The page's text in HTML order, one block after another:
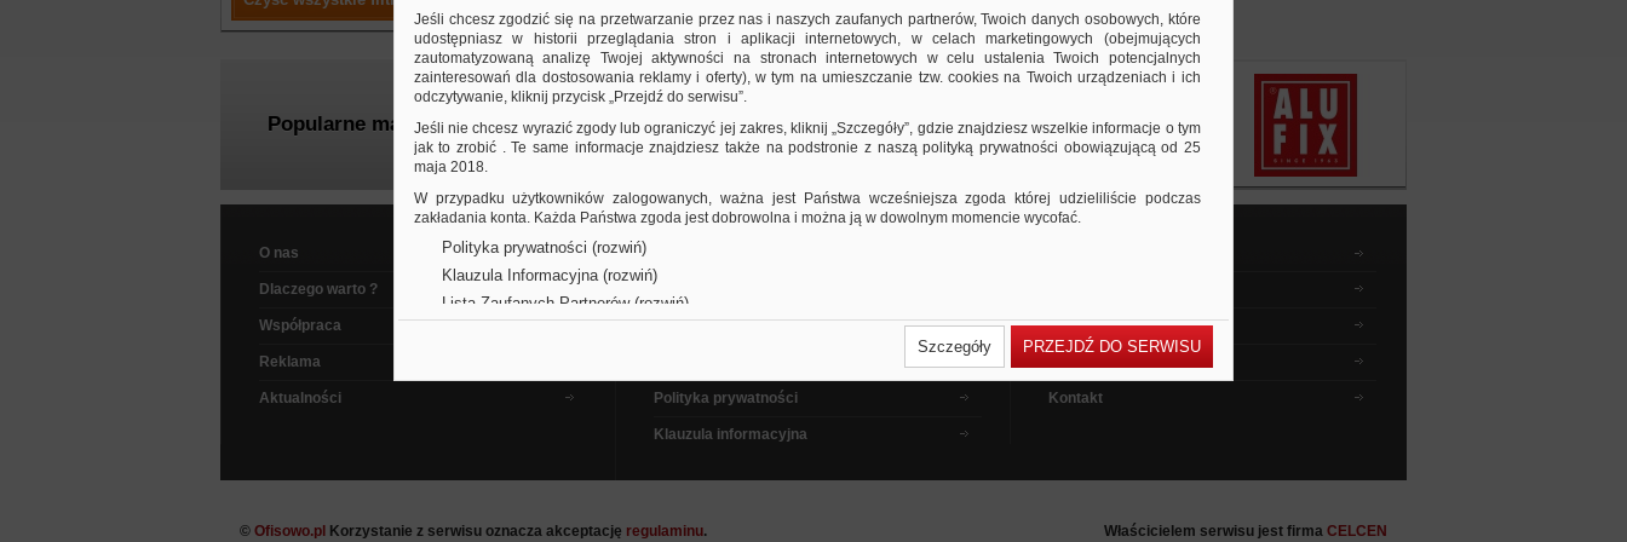
Popularne marki
O nas
Dlaczego warto ?
Współpraca
Reklama
Aktualności
Dla sprzedających
Dla reklamodawców
Polityka prywatności
Klauzula informacyjna
Filmy instruktażowe
Kontakt
© Ofisowo.pl Korzystanie z serwisu oznacza akceptację regulaminu. Właścicielem serwisu jest firma CELCEN
Jeśli chcesz zgodzić się na przetwarzanie przez nas i naszych zaufanych partnerów, Twoich danych osobowych, które
udostępniasz w historii przeglądania stron i aplikacji internetowych, w celach marketingowych (obejmujących
zautomatyzowaną analizę Twojej aktywności na stronach internetowych w celu ustalenia Twoich potencjalnych
zainteresowań dla dostosowania reklamy i oferty), w tym na umieszczanie tzw. cookies na Twoich urządzeniach i ich
odczytywanie, kliknij przycisk „Przejdź do serwisu”.
Jeśli nie chcesz wyrazić zgody lub ograniczyć jej zakres, kliknij „Szczegóły”, gdzie znajdziesz wszelkie informacje o tym
jak to zrobić . Te same informacje znajdziesz także na podstronie z naszą polityką prywatności obowiązującą od 25
maja 2018.
W przypadku użytkowników zalogowanych, ważna jest Państwa wcześniejsza zgoda której udzieliliście podczas
zakładania konta. Każda Państwa zgoda jest dobrowolna i można ją w dowolnym momencie wycofać.
Polityka prywatności (rozwiń)
Klauzula Informacyjna (rozwiń)
Lista Zaufanych Partnerów (rozwiń)
Szczegóły PRZEJDŹ DO SERWISU